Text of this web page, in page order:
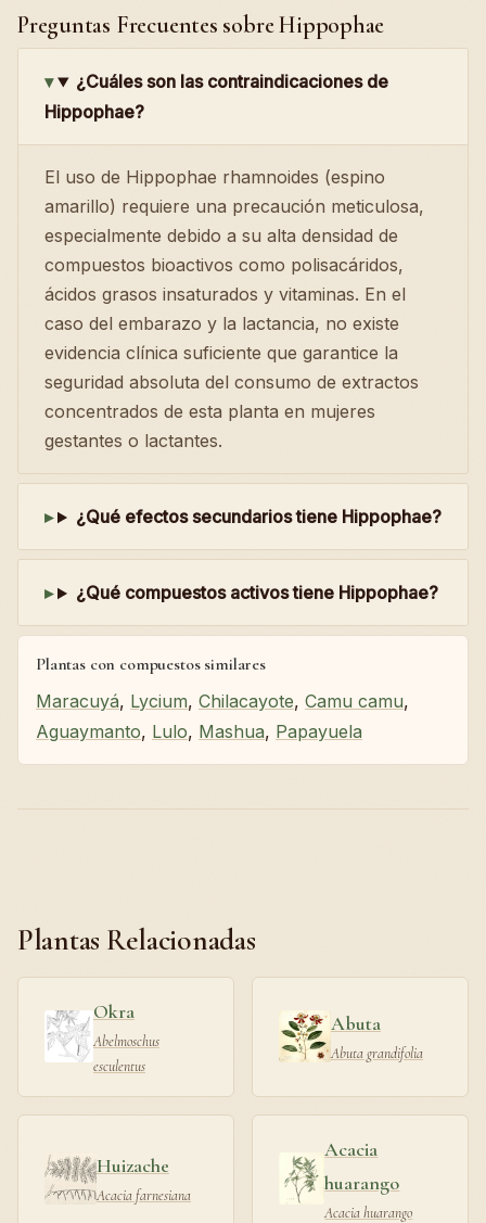
Preguntas Frecuentes sobre Hippophae
¿Cuáles son las contraindicaciones de
Hippophae?
El uso de Hippophae rhamnoides (espino
amarillo) requiere una precaución meticulosa,
especialmente debido a su alta densidad de
compuestos bioactivos como polisacáridos,
ácidos grasos insaturados y vitaminas. En el
caso del embarazo y la lactancia, no existe
evidencia clínica suficiente que garantice la
seguridad absoluta del consumo de extractos
concentrados de esta planta en mujeres
gestantes o lactantes.
¿Qué efectos secundarios tiene Hippophae?
¿Qué compuestos activos tiene Hippophae?
Plantas con compuestos similares
Maracuyá, Lycium, Chilacayote, Camu camu,
Aguaymanto, Lulo, Mashua, Papayuela
Plantas Relacionadas
Okra
Abelmoschus
esculentus
Abuta
Abuta grandifolia
Huizache
Acacia farnesiana
Acacia
huarango
Acacia huarango